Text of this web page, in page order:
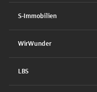
S-Immobilien
WirWunder
LBS